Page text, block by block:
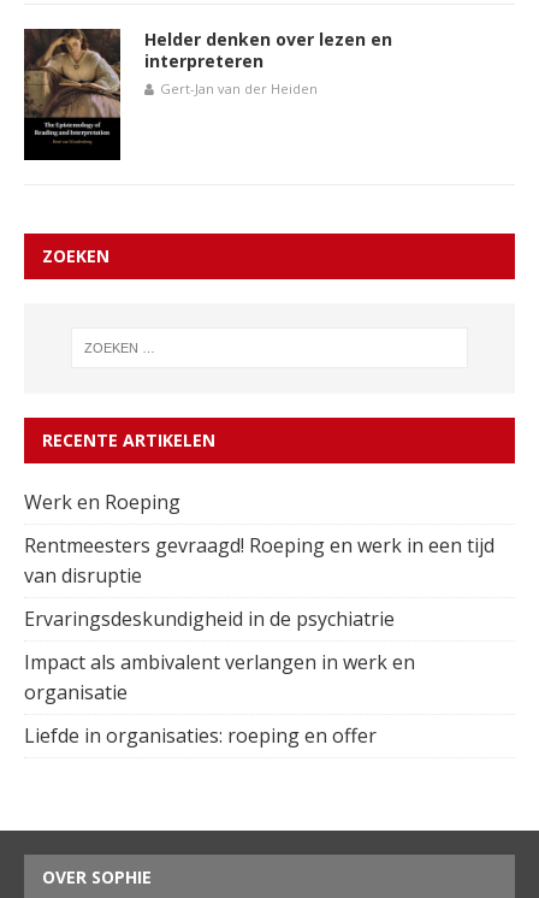
Helder denken over lezen en
interpreteren
Gert-Jan van der Heiden
ZOEKEN
RECENTE ARTIKELEN
Werk en Roeping
Rentmeesters gevraagd! Roeping en werk in een tijd
van disruptie
Ervaringsdeskundigheid in de psychiatrie
Impact als ambivalent verlangen in werk en
organisatie
Liefde in organisaties: roeping en offer
OVER SOPHIE